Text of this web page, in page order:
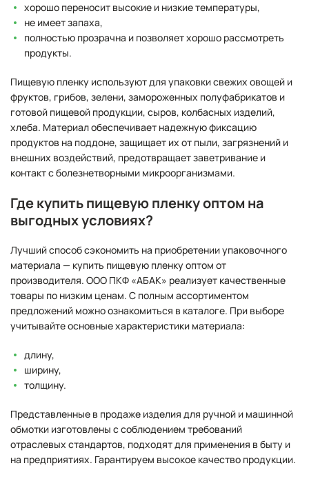
хорошо переносит высокие и низкие температуры,
не имеет запаха,
полностью прозрачна и позволяет хорошо рассмотреть
продукты.
Пищевую пленку используют для упаковки свежих овощей и
фруктов, грибов, зелени, замороженных полуфабрикатов и
готовой пищевой продукции, сыров, колбасных изделий,
хлеба. Материал обеспечивает надежную фиксацию
продуктов на поддоне, защищает их от пыли, загрязнений и
внешних воздействий, предотвращает заветривание и
контакт с болезнетворными микроорганизмами.
Где купить пищевую пленку оптом на
выгодных условиях?
Лучший способ сэкономить на приобретении упаковочного
материала — купить пищевую пленку оптом от
производителя. ООО ПКФ «АБАК» реализует качественные
товары по низким ценам. С полным ассортиментом
предложений можно ознакомиться в каталоге. При выборе
учитывайте основные характеристики материала:
длину,
ширину,
толщину.
Представленные в продаже изделия для ручной и машинной
обмотки изготовлены с соблюдением требований
отраслевых стандартов, подходят для применения в быту и
на предприятиях. Гарантируем высокое качество продукции.